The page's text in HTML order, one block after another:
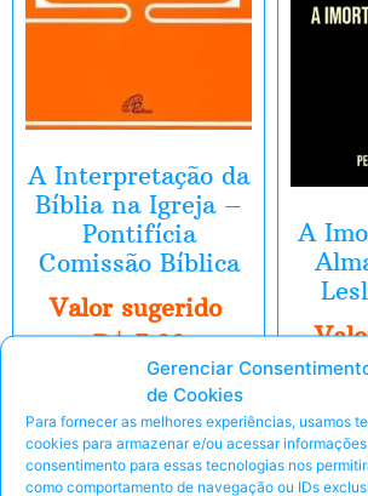
Gerenciar
de Cookies
Para fornecer as melhores experiências, usamos
cookies para armazenar e/ou acessar
consentimento para essas tecnologias nos
como comportamento de navegação ou IDs
A Interpretação da
Bíblia na Igreja –
Pontifícia
Comissão Bíblica
Valor sugerido
R$7,99
Eu Quero!
Peça pelo Whats'App
A